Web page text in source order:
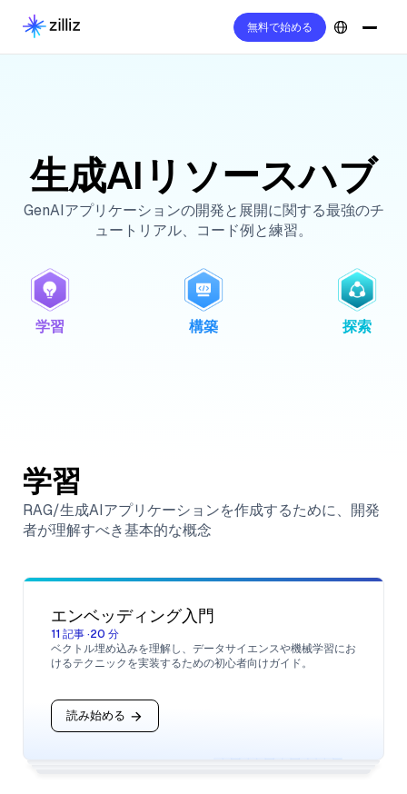
無料で始める
生成AIリソースハブ
GenAIアプリケーションの開発と展開に関する最強のチ
ュートリアル、コード例と練習。
学習 構築 探索
学習
RAG/生成AIアプリケーションを作成するために、開発
者が理解すべき基本的な概念
エンベッディング入門
11 記事·20 分
ベクトル埋め込みを理解し、データサイエンスや機械学習にお
けるテクニックを実装するための初心者向けガイド。
読み始める